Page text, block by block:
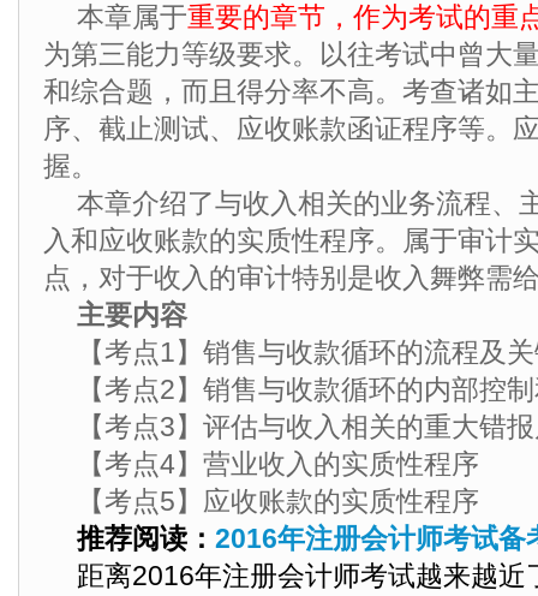
本章属于重要的章节，作为考试的重
为第三能力等级要求。以往考试中曾大
和综合题，而且得分率不高。考查诸如
序、截止测试、应收账款函证程序等。
握。
本章介绍了与收入相关的业务流程、
入和应收账款的实质性程序。属于审计
点，对于收入的审计特别是收入舞弊需
主要内容
【考点1】销售与收款循环的流程及
【考点2】销售与收款循环的内部控
【考点3】评估与收入相关的重大错
【考点4】营业收入的实质性程序
【考点5】应收账款的实质性程序
推荐阅读： 2016年注册会计师考试备
距离2016年注册会计师考试越来越近